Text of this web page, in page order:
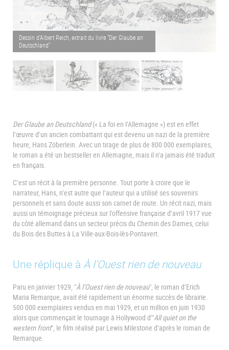
Dessin d'Albert Reich, extrait du livre "Der Glaube an
Deutschland"
Der Glaube an Deutschland(« La foi en l’Allemagne ») est en effet
l’œuvre d’un ancien combattant qui est devenu un nazi de la première
heure, Hans Zöberlein. Avec un tirage de plus de 800 000 exemplaires,
le roman a été un bestseller en Allemagne, mais il n’a jamais été traduit
en français.
C’est un récit à la première personne. Tout porte à croire que le
narrateur, Hans, n’est autre que l’auteur qui a utilisé ses souvenirs
personnels et sans doute aussi son carnet de route. Un récit nazi, mais
aussi un témoignage précieux sur l’offensive française d’avril 1917 vue
du côté allemand dans un secteur précis du Chemin des Dames, celui
du Bois des Buttes à La Ville-aux-Bois-lès-Pontavert.
Une réplique à À l’Ouest rien de nouveau
Paru en janvier 1929, "À l’Ouest rien de nouveau", le roman d’Erich
Maria Remarque, avait été rapidement un énorme succès de librairie.
500 000 exemplaires vendus en mai 1929, et un million en juin 1930
alors que commençait le tournage à Hollywood d’"All quiet on the
western front", le film réalisé par Lewis Milestone d’après le roman de
Remarque.